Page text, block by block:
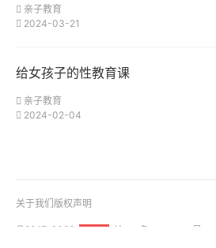
亲子教育
2024-03-21
给女孩子的性教育课
亲子教育
2024-02-04
关于我们 版权声明
@2017-2026 桂ICP备18001158号-1